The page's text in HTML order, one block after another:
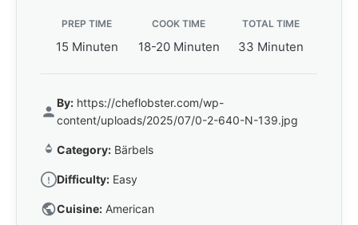
PREP TIME
15 Minuten
COOK TIME
18-20 Minuten
TOTAL TIME
33 Minuten
By: https://cheflobster.com/wp-
content/uploads/2025/07/0-2-640-N-139.jpg
Category: Bärbels
Difficulty: Easy
Cuisine: American